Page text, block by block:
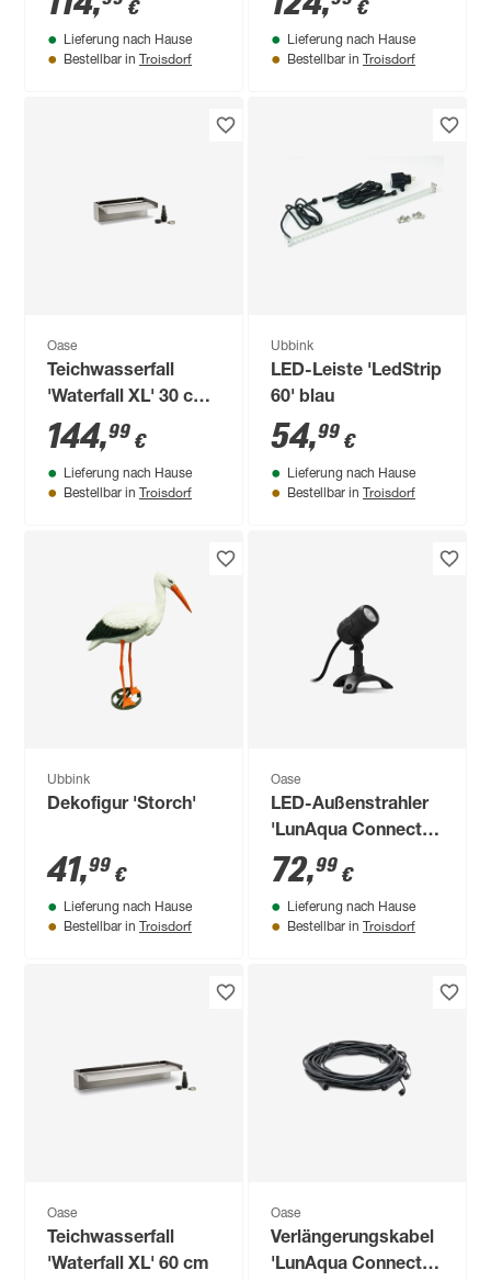
€
Lieferung nach Hause
Bestellbar in Troisdorf
warmweiß IP 68, IP
67 Ø 6,1 x 9,8 cm
€
Lieferung nach Hause
Bestellbar in Troisdorf
Oase
Teichwasserfall
'Waterfall XL' 30 cm
breit
144,99 €
Lieferung nach Hause
Bestellbar in Troisdorf
Ubbink
LED-Leiste 'LedStrip
60' blau
54,99 €
Lieferung nach Hause
Bestellbar in Troisdorf
Ubbink
Dekofigur 'Storch'
41,99 €
Lieferung nach Hause
Bestellbar in Troisdorf
Oase
LED-Außenstrahler
'LunAqua Connect'
2,5 W 150 lm
warmweiß IP 68, IP
67 Ø 5,3 x 8,7 cm
72,99 €
Lieferung nach Hause
Bestellbar in Troisdorf
Oase
Teichwasserfall
'Waterfall XL' 60 cm
Oase
Verlängerungskabel
'LunAqua Connect'